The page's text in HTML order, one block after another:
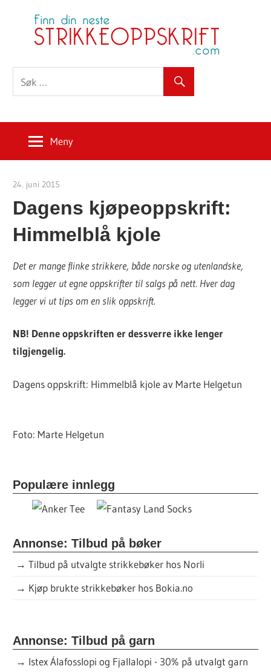
Meny
24. juni 2015
Dagens kjøpeoppskrift:
Himmelblå kjole
Det er mange flinke strikkere, både norske og utenlandske,
som legger ut egne oppskrifter til salgs på nett. Hver dag
legger vi ut tips om en slik oppskrift.
NB! Denne oppskriften er dessverre ikke lenger
tilgjengelig.
Dagens oppskrift: Himmelblå kjole av Marte Helgetun
Foto: Marte Helgetun
Populære innlegg
Annonse: Tilbud på bøker
→Tilbud på utvalgte strikkebøker hos Norli
→ Kjøp brukte strikkebøker hos Bokia.no
Annonse: Tilbud på garn
→ Istex Álafosslopi og Fjallalopi - 30% på utvalgt garn